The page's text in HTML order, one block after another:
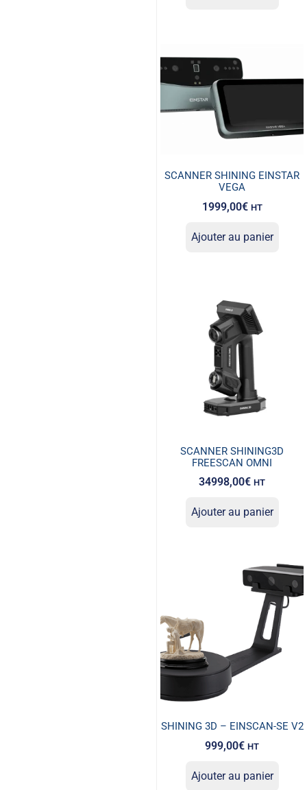
SCANNER SHINING EINSTAR
VEGA
1999,00€ HT
Ajouter au panier
SCANNER SHINING3D
FREESCAN OMNI
34998,00€ HT
Ajouter au panier
SHINING 3D – EINSCAN-SE V2
999,00€ HT
Ajouter au panier